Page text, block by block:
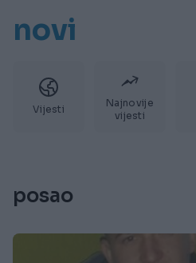
novi
Vijesti
Najnovije
vijesti
posao